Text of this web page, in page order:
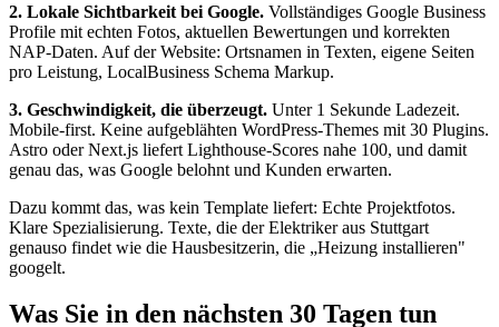
2. Lokale Sichtbarkeit bei Google. Vollständiges Google Business
Profile mit echten Fotos, aktuellen Bewertungen und korrekten
NAP-Daten. Auf der Website: Ortsnamen in Texten, eigene Seiten
pro Leistung, LocalBusiness Schema Markup.
3. Geschwindigkeit, die überzeugt. Unter 1 Sekunde Ladezeit.
Mobile-first. Keine aufgeblähten WordPress-Themes mit 30 Plugins.
Astro oder Next.js liefert Lighthouse-Scores nahe 100, und damit
genau das, was Google belohnt und Kunden erwarten.
Dazu kommt das, was kein Template liefert: Echte Projektfotos.
Klare Spezialisierung. Texte, die der Elektriker aus Stuttgart
genauso findet wie die Hausbesitzerin, die „Heizung installieren"
googelt.
Was Sie in den nächsten 30 Tagen tun